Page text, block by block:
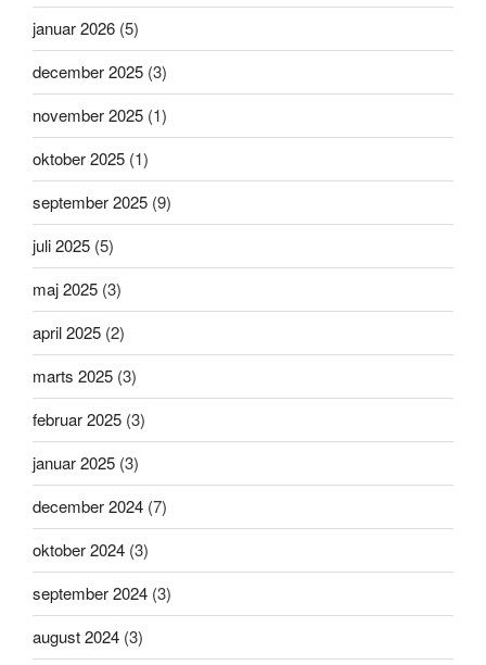
januar 2026 (5)
december 2025 (3)
november 2025 (1)
oktober 2025 (1)
september 2025 (9)
juli 2025 (5)
maj 2025 (3)
april 2025 (2)
marts 2025 (3)
februar 2025 (3)
januar 2025 (3)
december 2024 (7)
oktober 2024 (3)
september 2024 (3)
august 2024 (3)